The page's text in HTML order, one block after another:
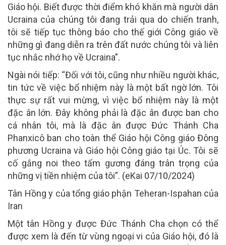
Giáo hội. Biết được thời điểm khó khăn mà người dân
Ucraina của chúng tôi đang trải qua do chiến tranh,
tôi sẽ tiếp tục thông báo cho thế giới Công giáo về
những gì đang diễn ra trên đất nước chúng tôi và liên
tục nhắc nhớ họ về Ucraina”.
Ngài nói tiếp: “Đối với tôi, cũng như nhiều người khác,
tin tức về việc bổ nhiệm này là một bất ngờ lớn. Tôi
thực sự rất vui mừng, vì việc bổ nhiệm này là một
đặc ân lớn. Đây không phải là đặc ân được ban cho
cá nhân tôi, mà là đặc ân được Đức Thánh Cha
Phanxicô ban cho toàn thể Giáo hội Công giáo Đông
phương Ucraina và Giáo hội Công giáo tại Úc. Tôi sẽ
cố gắng noi theo tấm gương đáng trân trọng của
những vị tiền nhiệm của tôi”. (eKai 07/10/2024)
Tân Hồng y của tổng giáo phận Teheran-Ispahan của
Iran
Một tân Hồng y được Đức Thánh Cha chọn có thể
được xem là đến từ vùng ngoại vi của Giáo hội, đó là